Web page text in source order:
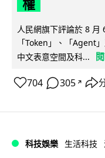
權
人民網旗下評論於 8 月
「Token」、「Agent
中文表意空間及科...
704 305 ↗
科技娛樂 生活科技